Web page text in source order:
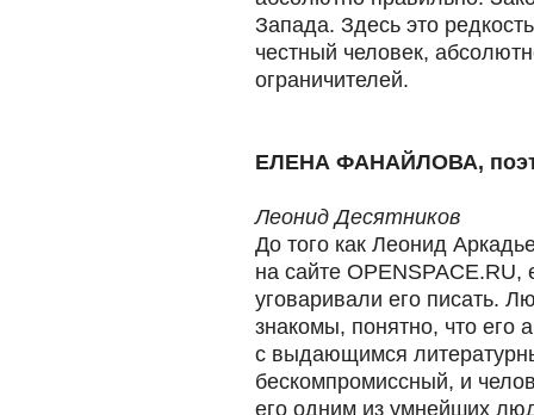
Запада. Здесь это
честный человек,
ограничителей.
ЕЛЕНА ФАНАЙЛОВА,
Леонид Десятников
До того как Леонид
на сайте
уговаривали его писать.
знакомы, понятно, что его
с выдающимся
бескомпромиссный, и
его одним из умнейших